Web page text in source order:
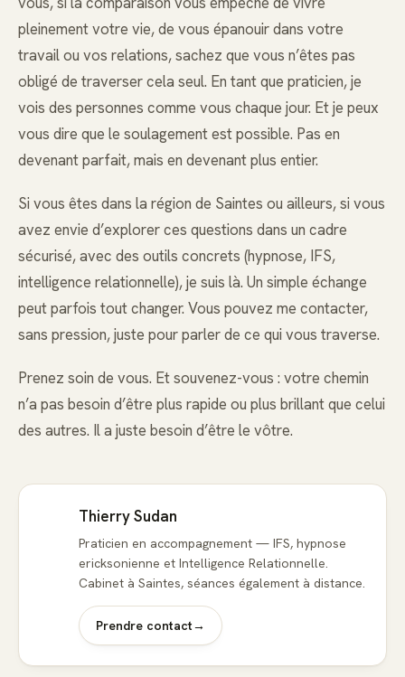
pleinement votre vie, de vous épanouir dans votre
travail ou vos relations, sachez que vous n’êtes pas
obligé de traverser cela seul. En tant que praticien, je
vois des personnes comme vous chaque jour. Et je peux
vous dire que le soulagement est possible. Pas en
devenant parfait, mais en devenant plus entier.
Si vous êtes dans la région de Saintes ou ailleurs, si vous
avez envie d’explorer ces questions dans un cadre
sécurisé, avec des outils concrets (hypnose, IFS,
intelligence relationnelle), je suis là. Un simple échange
peut parfois tout changer. Vous pouvez me contacter,
sans pression, juste pour parler de ce qui vous traverse.
Prenez soin de vous. Et souvenez-vous : votre chemin
n’a pas besoin d’être plus rapide ou plus brillant que celui
des autres. Il a juste besoin d’être le vôtre.
Thierry Sudan
Praticien en accompagnement — IFS, hypnose
ericksonienne et Intelligence Relationnelle.
Cabinet à Saintes, séances également à distance.
Prendre contact→